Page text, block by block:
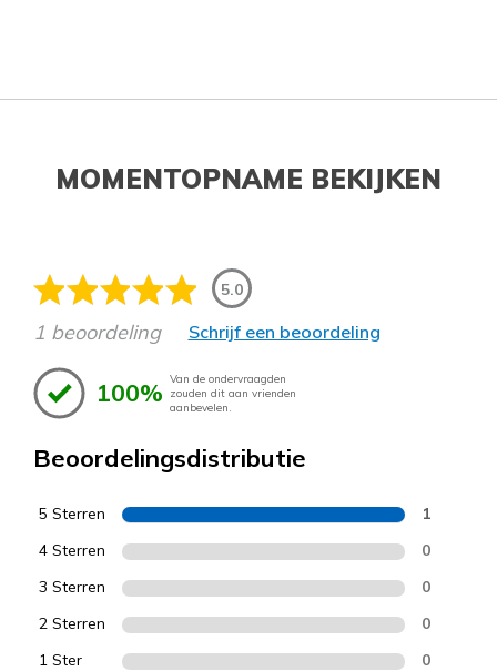
MOMENTOPNAME BEKIJKEN
5.0
1 beoordeling Schrijf een beoordeling
100% Van de ondervraagden
zouden dit aan vrienden
aanbevelen.
Beoordelingsdistributie
5 Sterren 1
4 Sterren 0
3 Sterren 0
2 Sterren 0
1 Ster 0